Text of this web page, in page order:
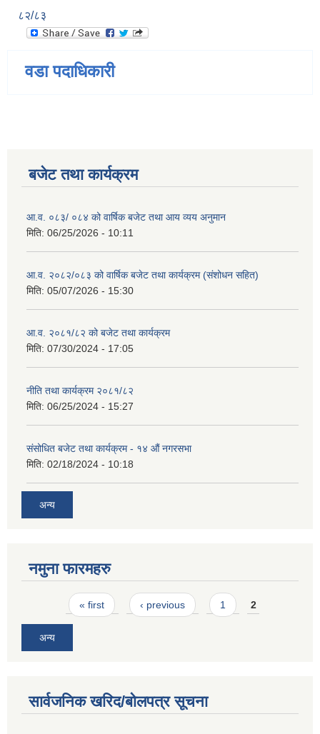
८२/८३
वडा पदाधिकारी
बजेट तथा कार्यक्रम
आ.व. ०८३/ ०८४ को वार्षिक बजेट तथा आय व्यय अनुमान
मिति: 06/25/2026 - 10:11
आ.व. २०८२/०८३ को वार्षिक बजेट तथा कार्यक्रम (संशोधन सहित)
मिति: 05/07/2026 - 15:30
आ.व. २०८१/८२ को बजेट तथा कार्यक्रम
मिति: 07/30/2024 - 17:05
नीति तथा कार्यक्रम २०८१/८२
मिति: 06/25/2024 - 15:27
संसोधित बजेट तथा कार्यक्रम - १४ औं नगरसभा
मिति: 02/18/2024 - 10:18
अन्य
नमुना फारमहरु
Pages« first ‹ previous 1 2
अन्य
सार्वजनिक खरिद/बोलपत्र सूचना